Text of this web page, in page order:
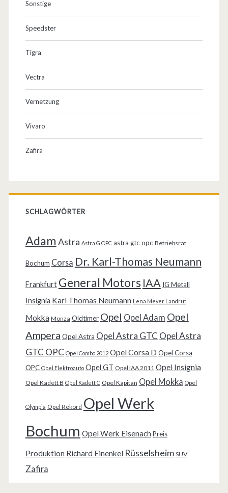
Sonstige
Speedster
Tigra
Vectra
Vernetzung
Vivaro
Zafira
SCHLAGWÖRTER
AdamAstra Astra G OPC astra gtc opc Betriebsrat
Bochum Corsa Dr. Karl-Thomas Neumann
Frankfurt General Motors IAA IG Metall
Insignia Karl Thomas Neumann Lena Meyer Landrut
Mokka Monza Oldtimer Opel Opel Adam Opel
Ampera Opel Astra Opel Astra GTC Opel Astra
GTC OPC Opel Combo 2012 Opel Corsa D Opel Corsa
OPC Opel Elektroauto Opel GT Opel IAA 2011 Opel Insignia
Opel Kadett B Opel Kadett C Opel Kapitän Opel Mokka Opel
Olympia Opel Rekord Opel Werk
Bochum Opel Werk Eisenach Preis
Produktion Richard Einenkel Rüsselsheim SUV
Zafira